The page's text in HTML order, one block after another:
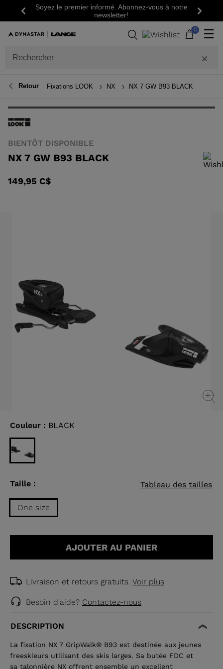
Précédent
Soyez le premier informé. Abonnez-vous à notre
newsletter!
0 ☰
Retour Fixations LOOK NX NX 7 GW B93 BLACK
BIENTÔT DISPONIBLE
NX 7 GW B93 BLACK
Pour ajouter un produit à la liste de souhaits, veuillez sélectionner une
taille
149,95 C$
Couleur : BLACK
Taille : Tableau des tailles
One size
Taille
AJOUTER AU PANIER
Livraison et retours gratuits. Voir plus
Besoin d'aide? Contactez-nous
DESCRIPTION
La fixation NX 7 GripWalk® B93 est destinée aux jeunes
freeskieurs utilisant des skis larges. Sa butée FDC et
sa talonnière NX offrent ensemble un excellent